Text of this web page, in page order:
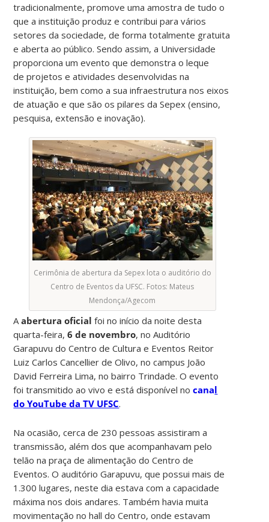
tradicionalmente, promove uma amostra de tudo o
que a instituição produz e contribui para vários
setores da sociedade, de forma totalmente gratuita
e aberta ao público. Sendo assim, a Universidade
proporciona um evento que demonstra o leque
de projetos e atividades desenvolvidas na
instituição, bem como a sua infraestrutura nos eixos
de atuação e que são os pilares da Sepex (ensino,
pesquisa, extensão e inovação).
Cerimônia de abertura da Sepex lota o auditório do
Centro de Eventos da UFSC. Fotos: Mateus
Mendonça/Agecom
A abertura oficial foi no início da noite desta
quarta-feira,6 de novembro, no Auditório
Garapuvu do Centro de Cultura e Eventos Reitor
Luiz Carlos Cancellier de Olivo, no campus João
David Ferreira Lima, no bairro Trindade. O evento
foi transmitido ao vivo e está disponível nocanal
do YouTube da TV UFSC.
Na ocasião, cerca de 230 pessoas assistiram a
transmissão, além dos que acompanhavam pelo
telão na praça de alimentação do Centro de
Eventos. O auditório Garapuvu, que possui mais de
1.300 lugares, neste dia estava com a capacidade
máxima nos dois andares. Também havia muita
movimentação no hall do Centro, onde estavam